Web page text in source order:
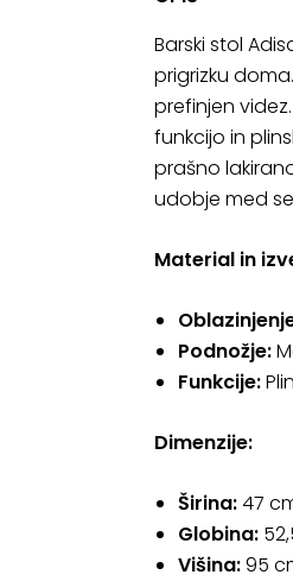
Barski stol
prigrizku
prefinjen
funkcijo in
prašno
udobje med
Material in
Podnožje:
Funkcije:
Dimenzije:
Širina:47
Globina:
Višina:95